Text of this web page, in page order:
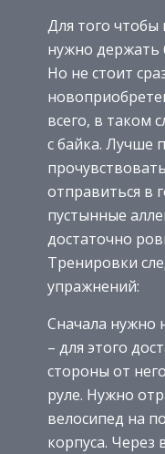
Для того чтобы
нужно держать
Но не стоит
всего, в таком
с байка. Лучше
отправиться в
пустынные
достаточно
Тренировки
упражнений:
Сначала нужно
– для этого
стороны от
руле. Нужно
велосипед на
корпуса.